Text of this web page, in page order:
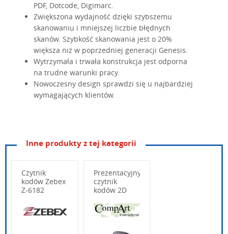
PDF, Dotcode, Digimarc.
Zwiększona wydajność dzięki szybszemu
skanowaniu i mniejszej liczbie błędnych
skanów. Szybkość skanowania jest o 20%
większa niż w poprzedniej generacji Genesis.
Wytrzymała i trwała konstrukcja jest odporna
na trudne warunki pracy.
Nowoczesny design sprawdzi się u najbardziej
wymagających klientów.
Inne produkty z tej kategorii
Czytnik
kodów Zebex
Z-6182
Prezentacyjny
czytnik
kodów 2D